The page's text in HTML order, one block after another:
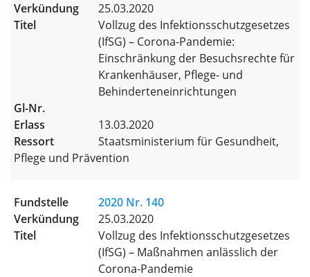
25.03.2020
Vollzug des Infektionsschutzgesetzes
(IfSG) – Corona-Pandemie:
Einschränkung der Besuchsrechte für
Krankenhäuser, Pflege- und
Behinderteneinrichtungen
13.03.2020
Staatsministerium für Gesundheit,
Pflege und Prävention
2020 Nr. 140
25.03.2020
Vollzug des Infektionsschutzgesetzes
(IfSG) – Maßnahmen anlässlich der
Corona-Pandemie